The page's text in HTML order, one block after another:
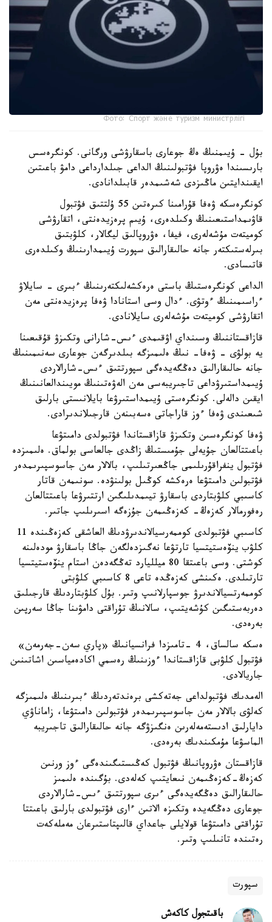
Фото: Спорт және туризм министрлігі
بۇل - ۇيىمنىڭ ەڭ جوعارى باسقارۋشى ورگانى. كونگرەسس
بارىسىندا ەۋروپا فۋتبولىنىڭ الداعى جىلدارداعى دامۋ باعىتىن
ايقىندايتىن ماڭىزدى شەشىمدەر قابىلدانادى.
كونگرەسكە ۋەفا قۇرامىنا كىرەتىن 55 ۇلتتىق فۋتبول
قاۋىمداستىعىنىڭ وكىلدەرى، ۇيىم پرەزيدەنتى، اتقارۋشى
كوميتەت مۇشەلەرى، فيفا، ەۋروپالىق ليگالار، كلۋبتىق
بىرلەستىكتەر جانە حالىقارالىق سپورت ۇيىمدارىنىڭ وكىلدەرى
قاتىسادى.
الداعى كونگرەستىڭ باستى ەرەكشەلىكتەرىنىڭ ءبىرى - سايلاۋ
ءراسىمىنىڭ ءوتۋى. ءدال وسى استانادا ۋەفا پرەزيدەنتى مەن
اتقارۋشى كوميتەت مۇشەلەرى سايلانادى.
قازاقستاننىڭ وسىنداي اۋقىمدى ءىس-شارانى وتكىزۋ قۇقىعىنا
يە بولۋى - ۋەفا- نىڭ ەلىمىزگە بىلدىرگەن جوعارى سەنىمىنىڭ
جانە حالىقارالىق دەڭگەيدەگى سپورتتىق ءىس-شارالاردى
ۇيىمداستىرۋداعى تاجىريبەسى مەن الەۋەتىنىڭ مويىندالعانىنىڭ
ايقىن دالەلى. كونگرەستى ۇيىمداستىرۋعا بايلانىستى بارلىق
شىعىندى ۋەفا ءوز قاراجاتى ەسەبىنەن قارجىلاندىرادى.
ۋەفا كونگرەسىن وتكىزۋ قازاقستاندا فۋتبولدى دامىتۋعا
باعىتتالعان جۇيەلى جۇمىستىڭ زاڭدى جالعاسى بولماق. ەلىمىزدە
فۋتبول ينفراقۇرىلىمى جاڭعىرتىلىپ، بالالار مەن جاسوسپىرىمدەر
فۋتبولىن دامىتۋعا ەرەكشە كوڭىل بولىنۋدە. سونىمەن قاتار
كاسىبي كلۋبتاردى باسقارۋ تيىمدىلىگىن ارتتىرۋعا باعىتتالعان
رەفورمالار كەزەڭ- كەزەڭىمەن جۇزەگە اسىرىلىپ جاتىر.
كاسىبي فۋتبولدى كوممەرسيالاندىرۋدىڭ العاشقى كەزەڭىندە 11
كلۋب ينۆەستيتسيا تارتۋعا نەگىزدەلگەن جاڭا باسقارۋ مودەلىنە
كوشتى. وسى باعىتقا 80 ميلليارد تەڭگەدەن استام ينۆەستيتسيا
تارتىلدى. ەكىنشى كەزەڭدە تاعى 8 كاسىبي كلۋبتى
كوممەرتسيالاندىرۋ جوسپارلانىپ وتىر. بۇل كلۋبتاردىڭ قارجىلىق
دەربەستىگىن كۇشەيتىپ، سالانىڭ تۇراقتى دامۋىنا جاڭا سەرپىن
بەرەدى.
ەسكە سالساق، 4 -تامىزدا فرانسيانىڭ «پاري سەن-جەرمەن»
فۋتبول كلۋبى قازاقستاندا ءوزىنىڭ رەسمي اكادەمياسىن اشاتىنىن
جاريالادى.
الەمدىك فۋتبولداعى جەتەكشى برەندتەردىڭ ءبىرىنىڭ ەلىمىزگە
كەلۋى بالالار مەن جاسوسپىرىمدەر فۋتبولىن دامىتۋعا، زاماناۋي
دايارلىق ادىستەمەلەرىن ەنگىزۋگە جانە حالىقارالىق تاجىريبە
الماسۋعا مۇمكىندىك بەرەدى.
قازاقستان ەۋروپانىڭ فۋتبول كەڭىستىگىندەگى ءوز ورنىن
كەزەڭ-كەزەڭىمەن نىعايتىپ كەلەدى. بۇگىندە ەلىمىز
حالىقارالىق دەڭگەيدەگى ءىرى سپورتتىق ءىس-شارالاردى
جوعارى دەڭگەيدە وتكىزە الاتىن ءارى فۋتبولدى بارلىق باعىتتا
تۇراقتى دامىتۋعا قولايلى جاعداي قالىپتاستىرعان مەملەكەت
رەتىندە تانىلىپ وتىر.
سپورت
باقىتجول كاكەش